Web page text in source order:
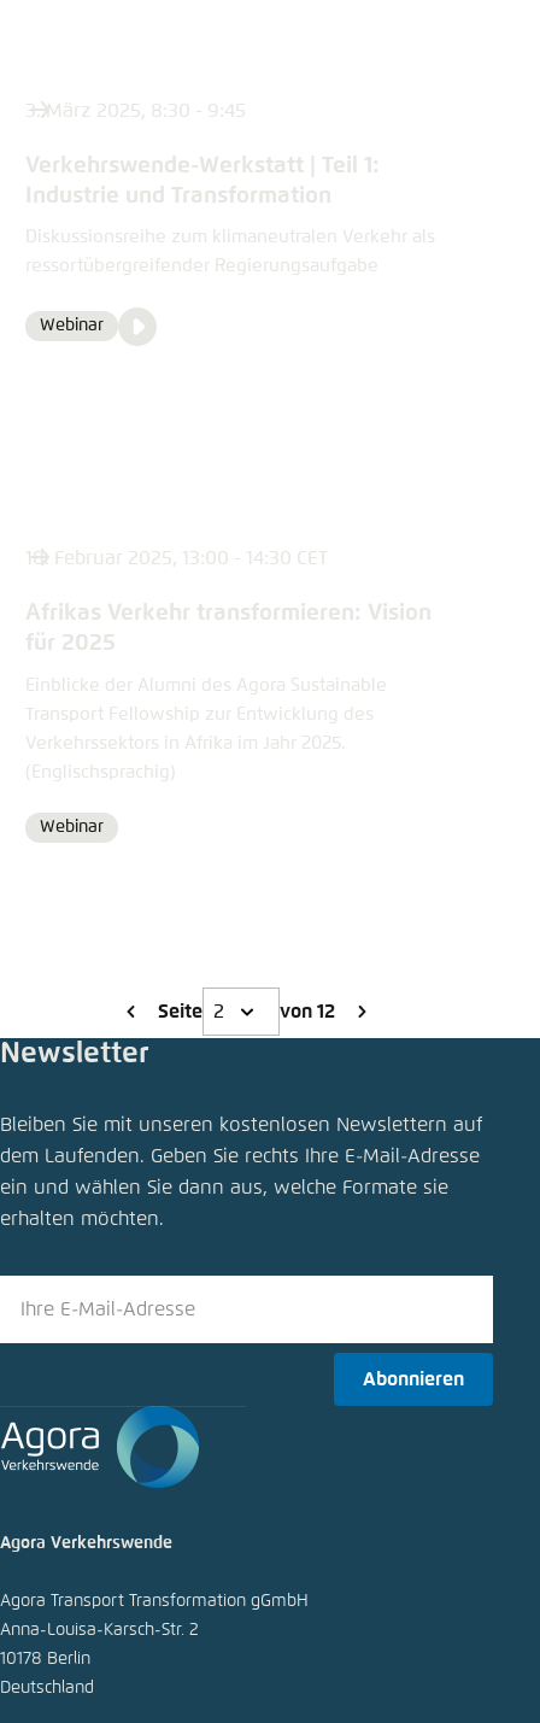
3. März 2025, 8:30 - 9:45
Verkehrswende-Werkstatt | Teil 1:
Industrie und Transformation
Diskussionsreihe zum klimaneutralen Verkehr als
ressortübergreifender Regierungsaufgabe
Format
Webinar
Media
Video
18. Februar 2025, 13:00 - 14:30 CET
Afrikas Verkehr transformieren: Vision
für 2025
Einblicke der Alumni des Agora Sustainable
Transport Fellowship zur Entwicklung des
Verkehrssektors in Afrika im Jahr 2025.
(Englischsprachig)
Format
Webinar
Seite von 12
Newsletter
Bleiben Sie mit unseren kostenlosen Newslettern auf
dem Laufenden. Geben Sie rechts Ihre E-Mail-Adresse
ein und wählen Sie dann aus, welche Formate sie
erhalten möchten.
Abonnieren
Agora Verkehrswende
Agora Transport Transformation gGmbH
Anna-Louisa-Karsch-Str. 2
10178 Berlin
Deutschland